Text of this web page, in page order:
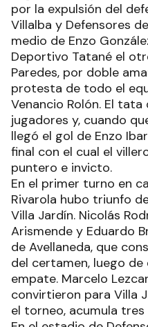
por la expulsión del
Villalba y Defensores
medio de Enzo
Deportivo Tatané el
Paredes, por doble
protesta de todo el
Venancio Rolón. El
jugadores y, cuando
llegó el gol de Enzo
final con el cual el
puntero e invicto.
En el primer turno en
Rivarola hubo triunfo
Villa Jardín. Nicolás
Arismende y Eduardo
de Avellaneda, que
del certamen, luego
empate. Marcelo
convirtieron para Villa
el torneo, acumula